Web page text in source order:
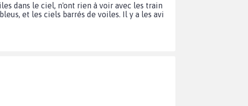
dans le ciel, n'ont rien à voir avec les train
et les ciels barrés de voiles. Il y a les avi